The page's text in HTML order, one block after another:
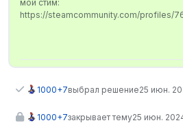
мой стим:
https://steamcommunity.com/profiles/
1000+7выбрал решение25 июн.
1000+7закрывает тему25 июн.